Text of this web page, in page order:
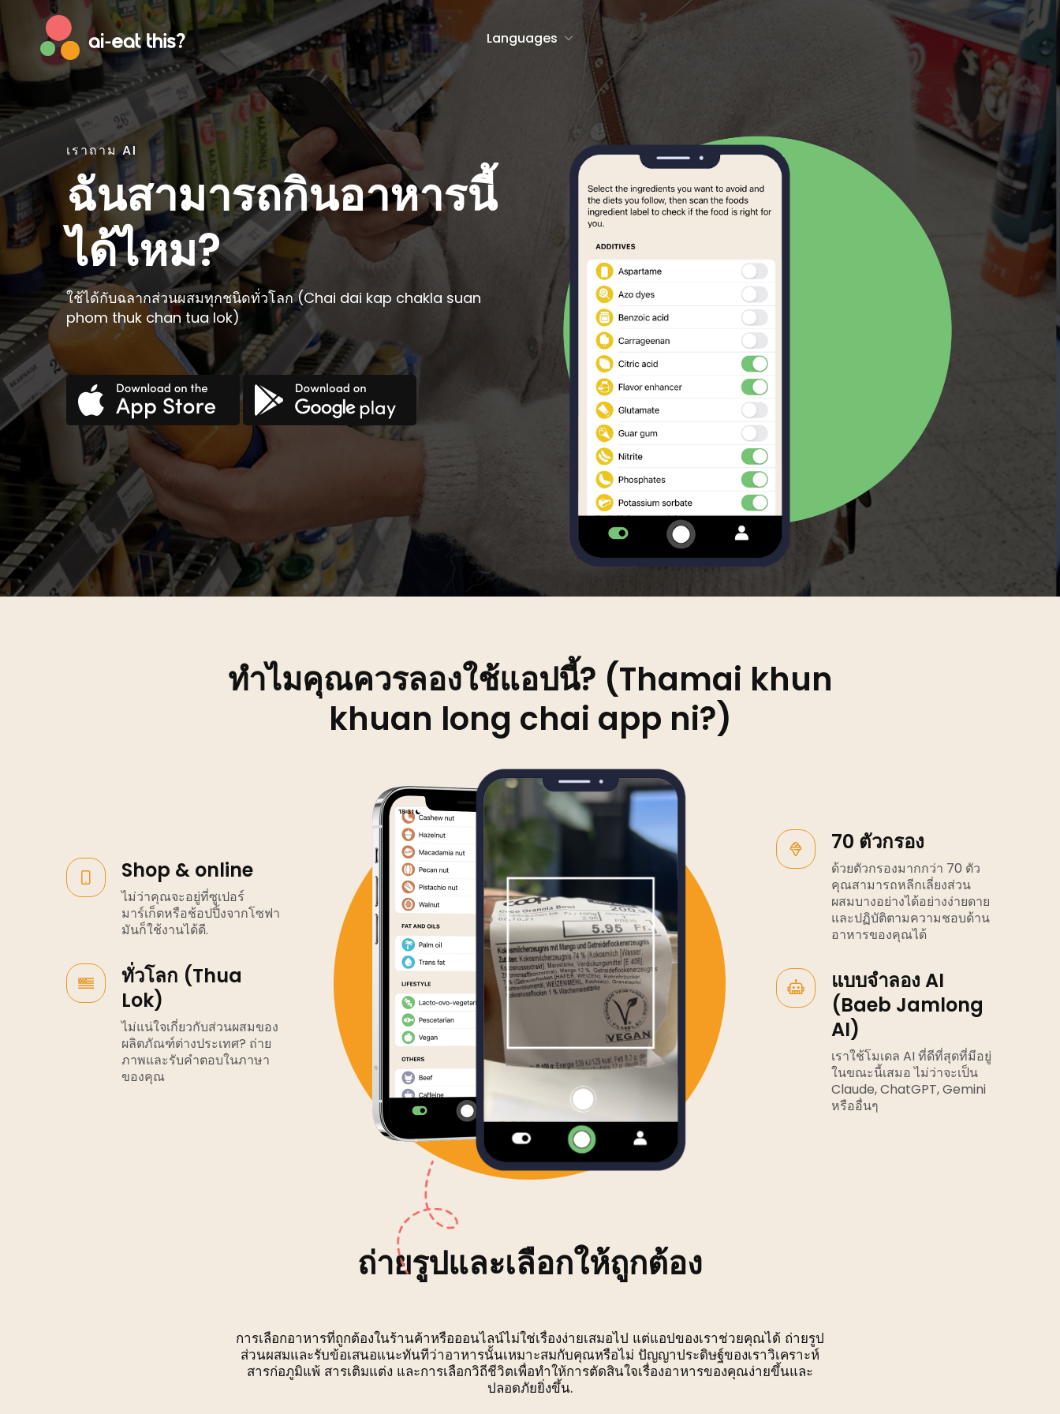
Languages
Afrikaans
Albanian
Basque
Bosnian
Breton
Catalan
Cornish
Corsican
Croatian
Czech
Danish
Dutch
English
Esperanto
Estonian
Faroese
Galician
German
Haitian Creole
Hindi
Hungarian
Indonesian
Irish
Malagasy
Maltese
Norwegian Bokmål
Occitan
Polish
Portuguese
Romanian
Samoan
Scots Gaelic
Slovene
เราถาม AI
ฉันสามารถกินอาหารนี้
ได้ไหม?
ใช้ได้กับฉลากส่วนผสมทุกชนิดทั่วโลก (Chai dai kap chakla suan
phom thuk chan tua lok)
ทำไมคุณควรลองใช้แอปนี้? (Thamai khun
khuan long chai app ni?)
Shop & online
ไม่ว่าคุณจะอยู่ที่ซูเปอร์
มาร์เก็ตหรือช้อปปิ้งจากโซฟา
มันก็ใช้งานได้ดี.
ทั่วโลก (Thua
Lok)
ไม่แน่ใจเกี่ยวกับส่วนผสมของ
ผลิตภัณฑ์ต่างประเทศ? ถ่าย
ภาพและรับคำตอบในภาษา
ของคุณ
70 ตัวกรอง
ด้วยตัวกรองมากกว่า 70 ตัว
คุณสามารถหลีกเลี่ยงส่วน
ผสมบางอย่างได้อย่างง่ายดาย
และปฏิบัติตามความชอบด้าน
อาหารของคุณได้
แบบจำลอง AI
(Baeb Jamlong
AI)
เราใช้โมเดล AI ที่ดีที่สุดที่มีอยู่
ในขณะนี้เสมอ ไม่ว่าจะเป็น
Claude, ChatGPT, Gemini
หรืออื่นๆ
ถ่ายรูปและเลือกให้ถูกต้อง
การเลือกอาหารที่ถูกต้องในร้านค้าหรือออนไลน์ไม่ใช่เรื่องง่ายเสมอไป แต่แอปของเราช่วยคุณได้ ถ่ายรูป
ส่วนผสมและรับข้อเสนอแนะทันทีว่าอาหารนั้นเหมาะสมกับคุณหรือไม่ ปัญญาประดิษฐ์ของเราวิเคราะห์
สารก่อภูมิแพ้ สารเติมแต่ง และการเลือกวิถีชีวิตเพื่อทำให้การตัดสินใจเรื่องอาหารของคุณง่ายขึ้นและ
ปลอดภัยยิ่งขึ้น.